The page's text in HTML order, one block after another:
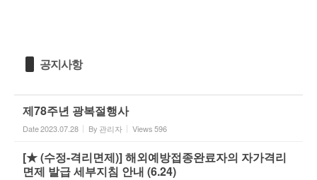
공지사항
제78주년 광복절행사
Date2023.07.28 By 관리자 Views596
[★ (수정-격리면제)] 해외예방접종완료자의 자가격리
면제 발급 세부지침 안내 (6.24)